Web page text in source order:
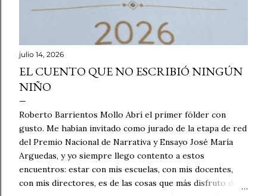
julio 14, 2026
EL CUENTO QUE NO ESCRIBIÓ NINGÚN
NIÑO
Roberto Barrientos Mollo Abrí el primer fólder con
gusto. Me habían invitado como jurado de la etapa de red
del Premio Nacional de Narrativa y Ensayo José María
Arguedas, y yo siempre llego contento a estos
encuentros: estar con mis escuelas, con mis docentes,
con mis directores, es de las cosas que más disfruto de